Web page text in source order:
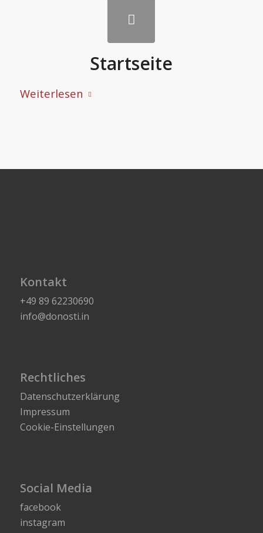
Startseite
Weiterlesen
Kontakt
+49 89 62230690
info@donosti.in
Rechtliches
Datenschutzerklärung
Impressum
Cookie-Einstellungen
Social Media
facebook
instagram